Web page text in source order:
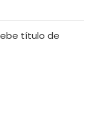
título de